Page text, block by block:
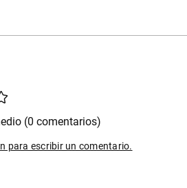
(0 comentarios)
para escribir un comentario.